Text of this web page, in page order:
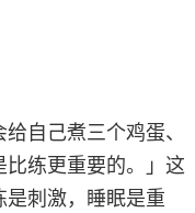
自己煮三个鸡蛋、
练更重要的。」这
刺激，睡眠是重